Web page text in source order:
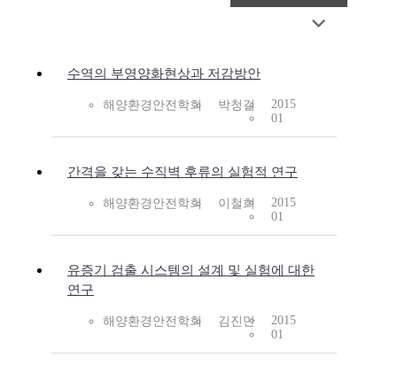
수역의 부영양화현상과 저감방안
해양환경안전학회 박청길
2015
01
간격을 갖는 수직벽 후류의 실험적 연구
해양환경안전학회 이철희
2015
01
유증기 검출 시스템의 설계 및 실험에 대한
연구
해양환경안전학회 김진만
2015
01